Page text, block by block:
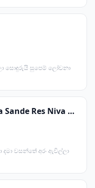
සොඳුරුයි සුපෙම් ලෝචනා
Walakul Wiyan Thanala Sande Res Niva Dama
දමා වසන්තේ අරං ඇවිල්ලා